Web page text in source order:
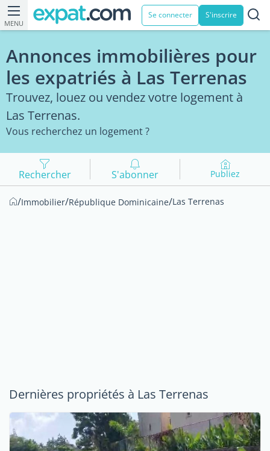
MENU
Se connecter S'inscrire
Annonces immobilières pour
les expatriés à Las Terrenas
Trouvez, louez ou vendez votre logement à
Las Terrenas.
Vous recherchez un logement ?
Rechercher S'abonner Publiez
/Immobilier/République Dominicaine/Las Terrenas
Dernières propriétés à Las Terrenas